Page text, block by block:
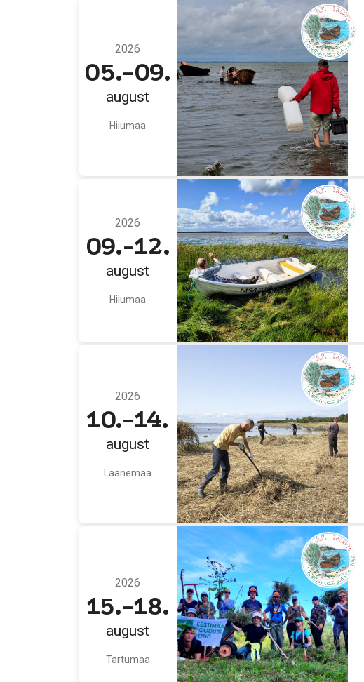
2026
05.-09.
august
Hiiumaa
2026
09.-12.
august
Hiiumaa
2026
10.-14.
august
Läänemaa
2026
15.-18.
august
Tartumaa